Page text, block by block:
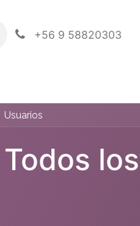
+56 9 58820303
Usuarios
Todos